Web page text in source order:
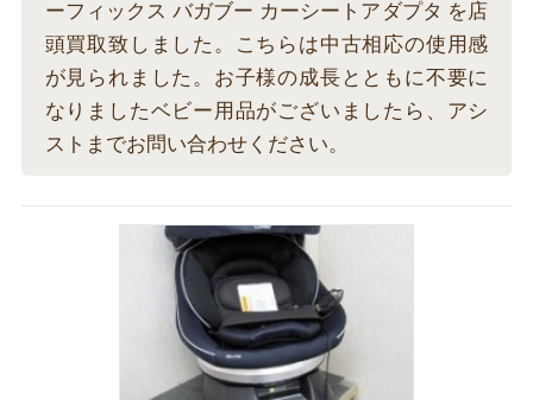
ーフィックス バガブー カーシートアダプタ を店
頭買取致しました。こちらは中古相応の使用感
が見られました。お子様の成長とともに不要に
なりましたベビー用品がございましたら、アシ
ストまでお問い合わせください。